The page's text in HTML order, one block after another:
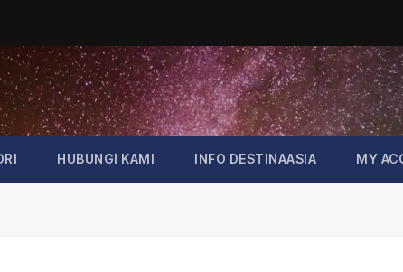
HUBUNGI KAMI INFO DESTINAASIA MY